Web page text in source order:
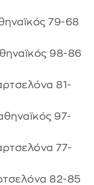
79-68
98-86
81-
97-
77-
82-85